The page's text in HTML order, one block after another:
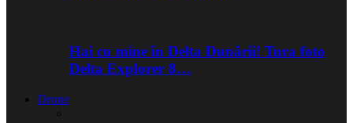
Hai cu mine în Delta Dunării! Tura foto
Delta Explorer 8…
Drone